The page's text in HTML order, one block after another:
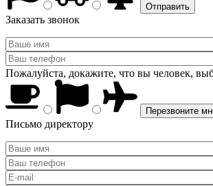
Заказать звонок
Пожалуйста, докажите, что вы человек,
Письмо директору